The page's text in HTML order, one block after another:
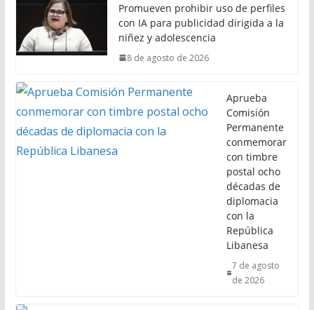
Promueven prohibir uso de perfiles
con IA para publicidad dirigida a la
niñez y adolescencia
8 de agosto de 2026
Aprueba
Comisión
Permanente
conmemorar
con timbre
postal ocho
décadas de
diplomacia
con la
República
Libanesa
7 de agosto
de 2026